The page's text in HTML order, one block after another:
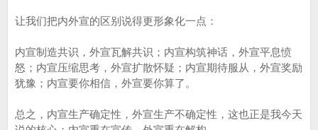
让我们把内外宣的区别说得更形象化一点：
内宣制造共识，外宣瓦解共识；内宣构筑神话，外宣平息愤
怒；内宣压缩思考，外宣扩散怀疑；内宣期待服从，外宣奖励
犹豫；内宣要你相信，外宣要你算了。
总之，内宣生产确定性，外宣生产不确定性，这也正是我今天